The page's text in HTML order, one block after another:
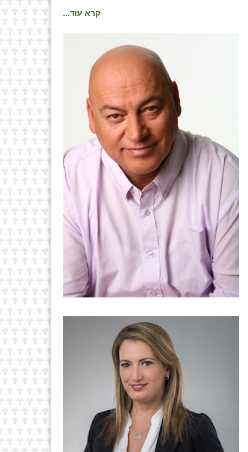
קרא עוד...